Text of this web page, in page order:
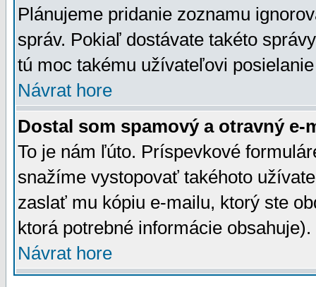
Plánujeme pridanie zoznamu
správ. Pokiaľ dostávate takéto
tú moc takému užívateľovi
Návrat hore
Dostal som spamový a otravný e-
To je nám ľúto. Príspevkové
snažíme vystopovať takéhoto
zaslať mu kópiu e-mailu, ktorý ste
ktorá potrebné informácie
Návrat hore